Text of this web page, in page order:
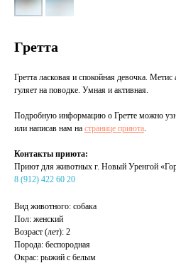
Гретта
Гретта ласковая и спокойная девочка.
гуляет на поводке. Умная и активная.
Подробную информацию о Гретте можно
или написав нам на странице приюта.
Контакты приюта:
Приют для животных г. Новый Уренгой
8 (912) 422 60 20
Вид животного: собака
Пол: женский
Возраст (лет): 2
Порода: беспородная
Окрас: рыжий с белым